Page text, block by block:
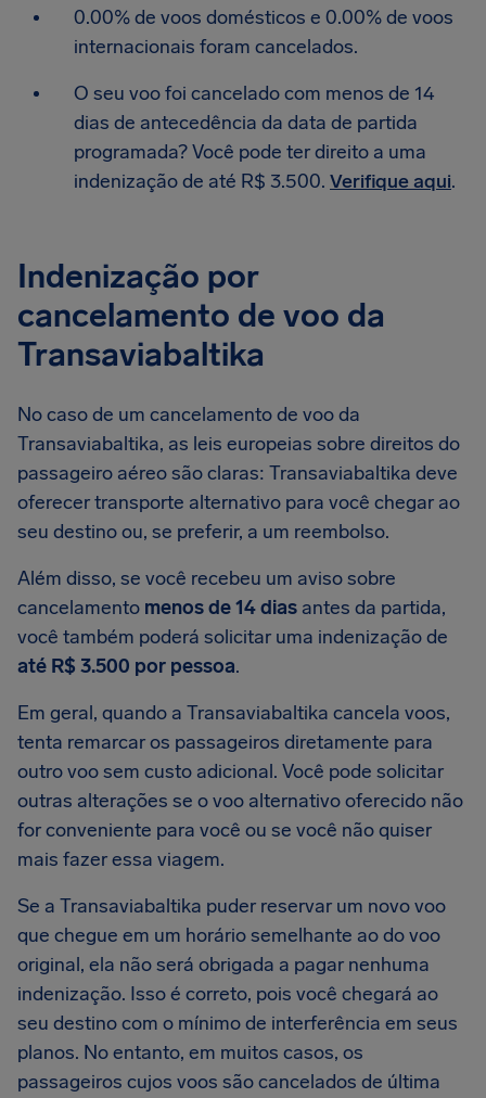
0.00% de voos domésticos e 0.00% de voos
internacionais foram cancelados.
O seu voo foi cancelado com menos de 14
dias de antecedência da data de partida
programada? Você pode ter direito a uma
indenização de até R$ 3.500. Verifique aqui.
Indenização por
cancelamento de voo da
Transaviabaltika
No caso de um cancelamento de voo da
Transaviabaltika, as leis europeias sobre direitos do
passageiro aéreo são claras: Transaviabaltika deve
oferecer transporte alternativo para você chegar ao
seu destino ou, se preferir, a um reembolso.
Além disso, se você recebeu um aviso sobre
cancelamento menos de 14 dias antes da partida,
você também poderá solicitar uma indenização de
até R$ 3.500 por pessoa.
Em geral, quando a Transaviabaltika cancela voos,
tenta remarcar os passageiros diretamente para
outro voo sem custo adicional. Você pode solicitar
outras alterações se o voo alternativo oferecido não
for conveniente para você ou se você não quiser
mais fazer essa viagem.
Se a Transaviabaltika puder reservar um novo voo
que chegue em um horário semelhante ao do voo
original, ela não será obrigada a pagar nenhuma
indenização. Isso é correto, pois você chegará ao
seu destino com o mínimo de interferência em seus
planos. No entanto, em muitos casos, os
passageiros cujos voos são cancelados de última